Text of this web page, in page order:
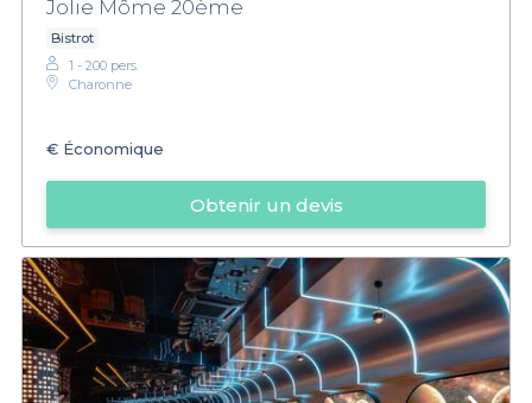
Jolie Môme 20ème
Bistrot
1 - 200 pers.
Charonne
€ Économique
Obtenir un devis